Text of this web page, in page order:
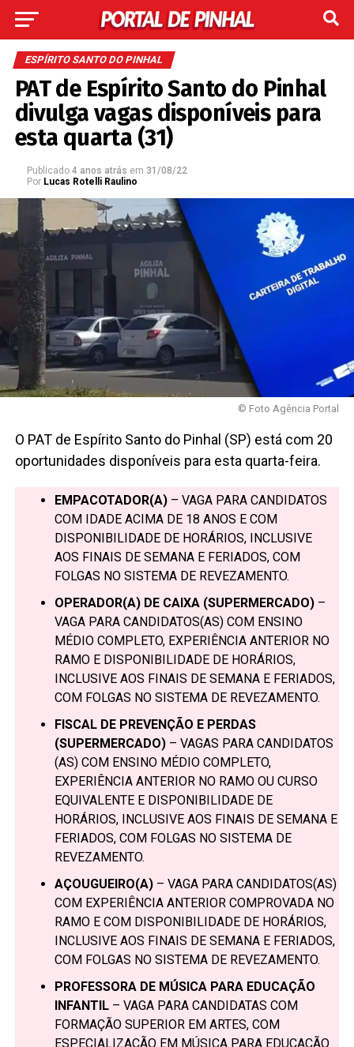
ESPÍRITO SANTO DO PINHAL
PAT de Espírito Santo do Pinhal
divulga vagas disponíveis para
esta quarta (31)
Publicado 4 anos atrás em 31/08/22
Por Lucas Rotelli Raulino
© Foto Agência Portal
O PAT de Espírito Santo do Pinhal (SP) está com 20
oportunidades disponíveis para esta quarta-feira.
EMPACOTADOR(A)– VAGA PARA CANDIDATOS
COM IDADE ACIMA DE 18 ANOS E COM
DISPONIBILIDADE DE HORÁRIOS, INCLUSIVE
AOS FINAIS DE SEMANA E FERIADOS, COM
FOLGAS NO SISTEMA DE REVEZAMENTO.
OPERADOR(A) DE CAIXA (SUPERMERCADO)–
VAGA PARA CANDIDATOS(AS) COM ENSINO
MÉDIO COMPLETO, EXPERIÊNCIA ANTERIOR NO
RAMO E DISPONIBILIDADE DE HORÁRIOS,
INCLUSIVE AOS FINAIS DE SEMANA E FERIADOS,
COM FOLGAS NO SISTEMA DE REVEZAMENTO.
FISCAL DE PREVENÇÃO E PERDAS
(SUPERMERCADO)– VAGAS PARA CANDIDATOS
(AS) COM ENSINO MÉDIO COMPLETO,
EXPERIÊNCIA ANTERIOR NO RAMO OU CURSO
EQUIVALENTE E DISPONIBILIDADE DE
HORÁRIOS, INCLUSIVE AOS FINAIS DE SEMANA E
FERIADOS, COM FOLGAS NO SISTEMA DE
REVEZAMENTO.
AÇOUGUEIRO(A)– VAGA PARA CANDIDATOS(AS)
COM EXPERIÊNCIA ANTERIOR COMPROVADA NO
RAMO E COM DISPONIBILIDADE DE HORÁRIOS,
INCLUSIVE AOS FINAIS DE SEMANA E FERIADOS,
COM FOLGAS NO SISTEMA DE REVEZAMENTO.
PROFESSORA DE MÚSICA PARA EDUCAÇÃO
INFANTIL– VAGA PARA CANDIDATAS COM
FORMAÇÃO SUPERIOR EM ARTES, COM
ESPECIALIZAÇÃO EM MÚSICA PARA EDUCAÇÃO